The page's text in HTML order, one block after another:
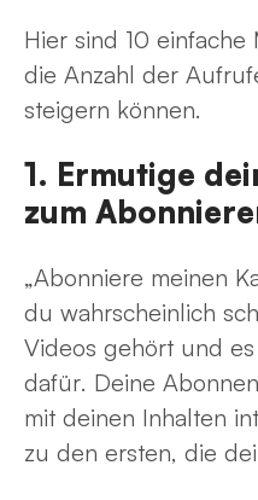
Hier sind 10 einfache
die Anzahl der
steigern können.
1. Ermutige
zum
„Abonniere meinen
du wahrscheinlich
Videos gehört und
dafür. Deine
mit deinen Inhalten
zu den ersten, die